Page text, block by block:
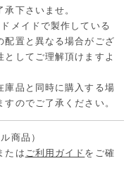
下さいませ。
メイドで製作している
配置と異なる場合がござ
としてご理解頂けますよ
庫品と同時に購入する場
のでご了承ください。
商品）
たは ご利用ガイド をご確